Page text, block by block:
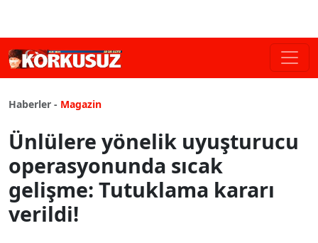
Haberler - Magazin
Ünlülere yönelik uyuşturucu
operasyonunda sıcak
gelişme: Tutuklama kararı
verildi!